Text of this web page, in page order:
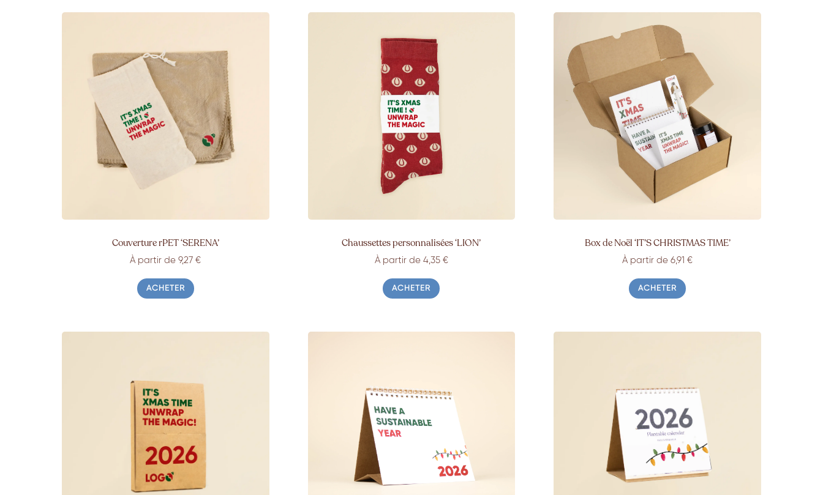
Couverture rPET ‘SERENA’
À partir de 9,27 €
ACHETER
Chaussettes personnalisées ‘LION’
À partir de 4,35 €
ACHETER
Box de Noël ‘IT’S CHRISTMAS TIME’
À partir de 6,91 €
ACHETER